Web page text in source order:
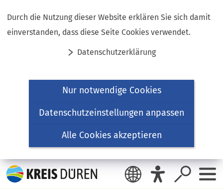
Durch die Nutzung dieser Website erklären Sie sich damit
einverstanden, dass diese Seite Cookies verwendet.
Datenschutzerklärung
Nur notwendige Cookies
Datenschutzeinstellungen anpassen
Alle Cookies akzeptieren
Inhalt anspringen